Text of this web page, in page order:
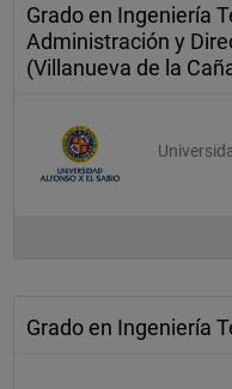
Grado en Ingeniería
Administración y
(Villanueva de la
Grado en Ingeniería